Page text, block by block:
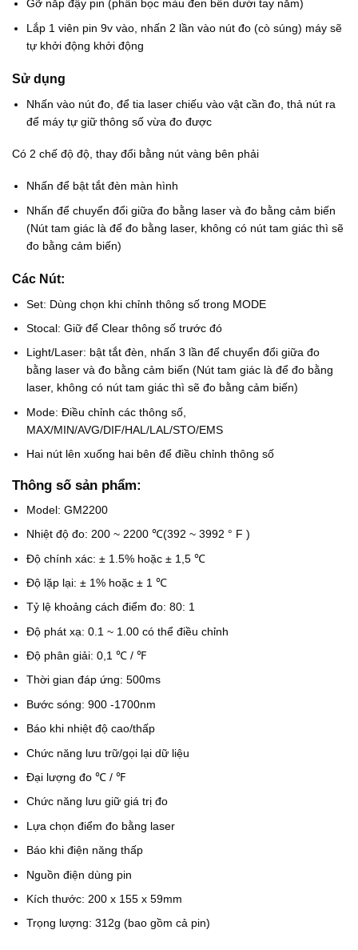
Gỡ nắp đậy pin (phần bọc màu đen bên dưới tay nắm)
Lắp 1 viên pin 9v vào, nhấn 2 lần vào nút đo (cò súng) máy sẽ
tự khởi động khởi động
Sử dụng
Nhấn vào nút đo, để tia laser chiếu vào vật cần đo, thả nút ra
để máy tự giữ thông số vừa đo được
Có 2 chế độ độ, thay đổi bằng nút vàng bên phải
Nhấn để bật tắt đèn màn hình
Nhấn để chuyển đổi giữa đo bằng laser và đo bằng cảm biến
(Nút tam giác là để đo bằng laser, không có nút tam giác thì sẽ
đo bằng cảm biến)
Các Nút:
Set: Dùng chọn khi chỉnh thông số trong MODE
Stocal: Giữ để Clear thông số trước đó
Light/Laser: bật tắt đèn, nhấn 3 lần để chuyển đổi giữa đo
bằng laser và đo bằng cảm biến (Nút tam giác là để đo bằng
laser, không có nút tam giác thì sẽ đo bằng cảm biến)
Mode: Điều chỉnh các thông số,
MAX/MIN/AVG/DIF/HAL/LAL/STO/EMS
Hai nút lên xuống hai bên để điều chỉnh thông số
Thông số sản phẩm:
Model: GM2200
Nhiệt độ đo: 200 ~ 2200 ℃(392 ~ 3992 ° F )
Độ chính xác: ± 1.5% hoặc ± 1,5 ℃
Độ lặp lại: ± 1% hoặc ± 1 ℃
Tỷ lệ khoảng cách điểm đo: 80: 1
Độ phát xạ: 0.1 ~ 1.00 có thể điều chỉnh
Độ phân giải: 0,1 ℃ / ℉
Thời gian đáp ứng: 500ms
Bước sóng: 900 -1700nm
Báo khi nhiệt độ cao/thấp
Chức năng lưu trữ/gọi lại dữ liệu
Đại lượng đo ℃ / ℉
Chức năng lưu giữ giá trị đo
Lựa chọn điểm đo bằng laser
Báo khi điện năng thấp
Nguồn điện dùng pin
Kích thước: 200 x 155 x 59mm
Trọng lượng: 312g (bao gồm cả pin)